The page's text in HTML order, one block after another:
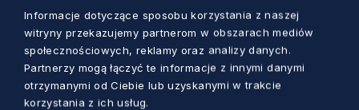
Do mocnych stron naszego regionu należy
także zaliczyć trzecią pozycje w Polsce pod
względem innowacyjności przedsiębiorstw oraz
ich działalność w obszarze B+R, a także rozwój
Informacje dotyczące sposobu korzystania z naszej
witryny przekazujemy partnerom w obszarach mediów
społecznościowych, reklamy oraz analizy danych.
Partnerzy mogą łączyć te informacje z innymi danymi
otrzymanymi od Ciebie lub uzyskanymi w trakcie
korzystania z ich usług.